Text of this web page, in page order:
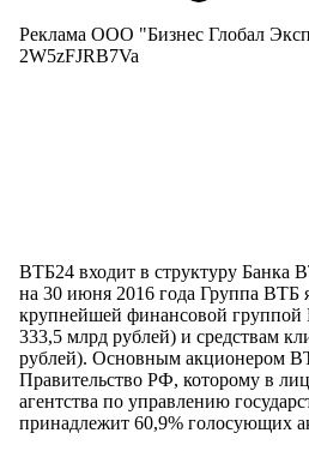
Реклама ООО "Бизнес Глобал
2W5zFJRB7Va
ВТБ24 входит в структуру
на 30 июня 2016 года Группа ВТБ
крупнейшей финансовой группой
333,5 млрд рублей) и средствам
рублей). Основным акционером
Правительство РФ, которому в
агентства по управлению
принадлежит 60,9% голосующих